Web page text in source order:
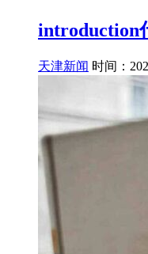
introduction
天津新闻 时间：